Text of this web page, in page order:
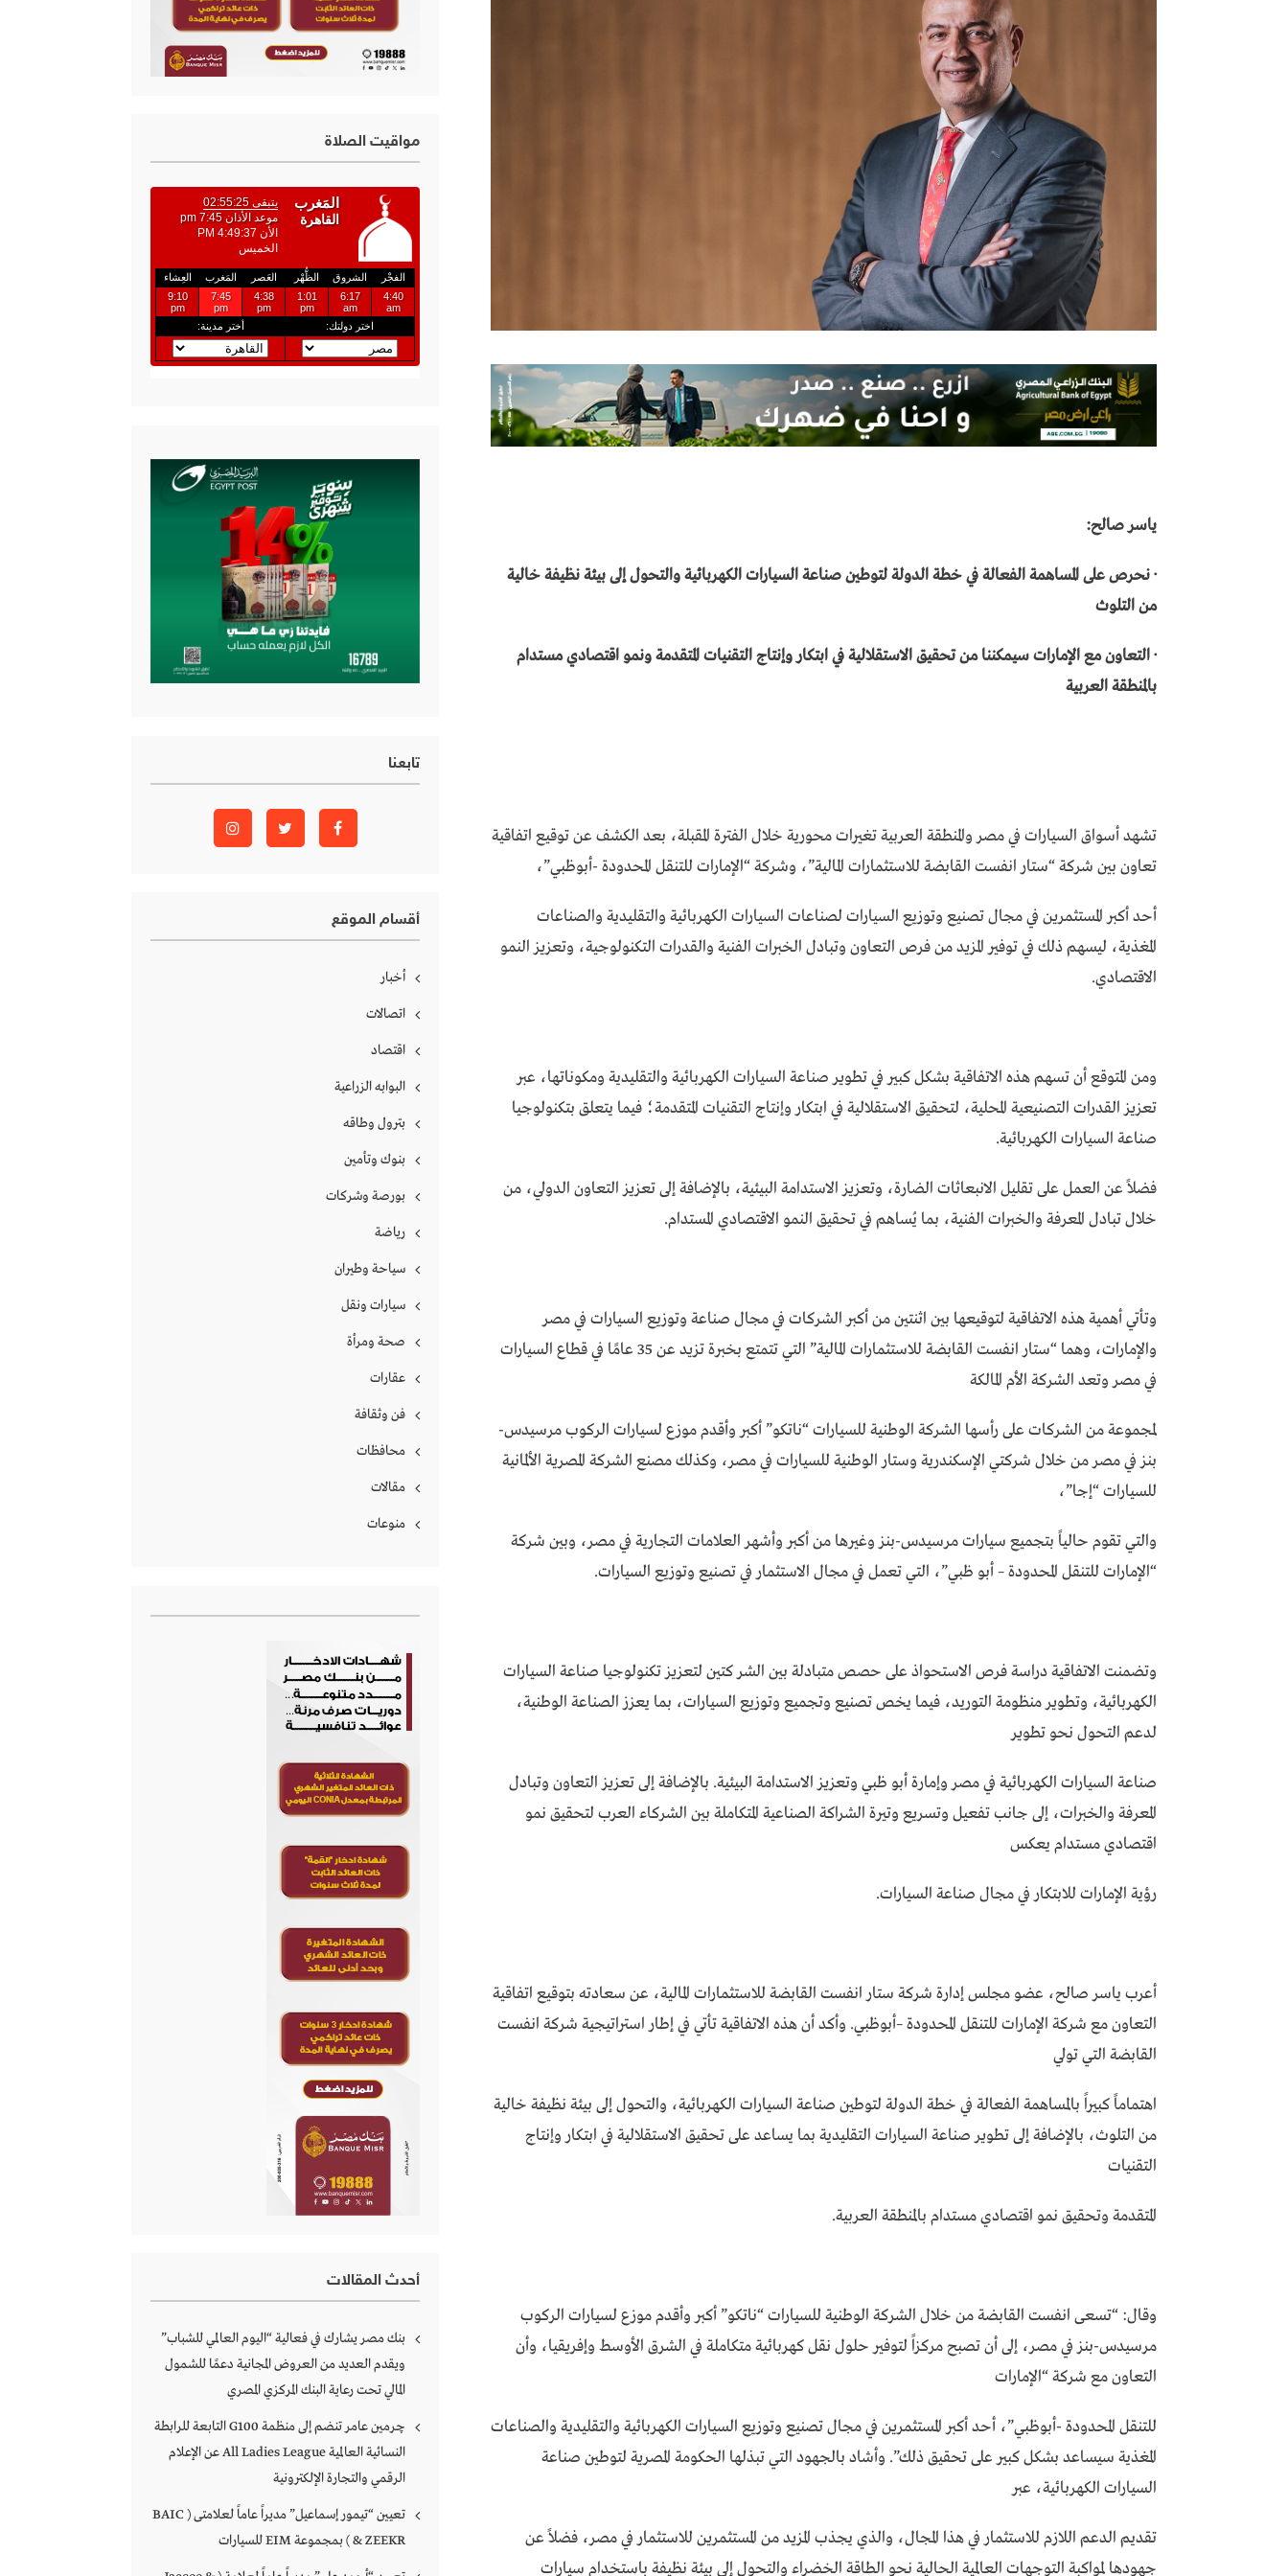
ياسر صالح:
· نحرص على المساهمة الفعالة في خطة الدولة لتوطين صناعة السيارات الكهربائية والتحول إلى بيئة نظيفة خالية
من التلوث
· التعاون مع الإمارات سيمكننا من تحقيق الاستقلالية في ابتكار وإنتاج التقنيات المتقدمة ونمو اقتصادي مستدام
بالمنطقة العربية
تشهد أسواق السيارات في مصر والمنطقة العربية تغيرات محورية خلال الفترة المقبلة، بعد الكشف عن توقيع اتفاقية
تعاون بين شركة “ستار انفست القابضة للاستثمارات المالية”، وشركة “الإمارات للتنقل المحدودة -أبوظبي”،
أحد أكبر المستثمرين في مجال تصنيع وتوزيع السيارات لصناعات السيارات الكهربائية والتقليدية والصناعات
المغذية، ليسهم ذلك في توفير المزيد من فرص التعاون وتبادل الخبرات الفنية والقدرات التكنولوجية، وتعزيز النمو
الاقتصادي.
ومن المتوقع أن تسهم هذه الاتفاقية بشكل كبير في تطوير صناعة السيارات الكهربائية والتقليدية ومكوناتها، عبر
تعزيز القدرات التصنيعية المحلية، لتحقيق الاستقلالية في ابتكار وإنتاج التقنيات المتقدمة؛ فيما يتعلق بتكنولوجيا
صناعة السيارات الكهربائية.
فضلاً عن العمل على تقليل الانبعاثات الضارة، وتعزيز الاستدامة البيئية، بالإضافة إلى تعزيز التعاون الدولي، من
خلال تبادل المعرفة والخبرات الفنية، بما يُساهم في تحقيق النمو الاقتصادي المستدام.
وتأتي أهمية هذه الاتفاقية لتوقيعها بين اثنتين من أكبر الشركات في مجال صناعة وتوزيع السيارات في مصر
والإمارات، وهما “ستار انفست القابضة للاستثمارات المالية” التي تتمتع بخبرة تزيد عن 35 عامًا في قطاع السيارات
في مصر وتعد الشركة الأم المالكة
لمجموعة من الشركات على رأسها الشركة الوطنية للسيارات “ناتكو” أكبر وأقدم موزع لسيارات الركوب مرسيدس-
بنز في مصر من خلال شركتي الإسكندرية وستار الوطنية للسيارات في مصر، وكذلك مصنع الشركة المصرية الألمانية
للسيارات “إجا”،
والتي تقوم حالياً بتجميع سيارات مرسيدس-بنز وغيرها من أكبر وأشهر العلامات التجارية في مصر، وبين شركة
“الإمارات للتنقل المحدودة – أبو ظبي”، التي تعمل في مجال الاستثمار في تصنيع وتوزيع السيارات.
وتضمنت الاتفاقية دراسة فرص الاستحواذ على حصص متبادلة بين الشر كتين لتعزيز تكنولوجيا صناعة السيارات
الكهربائية، وتطوير منظومة التوريد، فيما يخص تصنيع وتجميع وتوزيع السيارات، بما يعزز الصناعة الوطنية،
لدعم التحول نحو تطوير
صناعة السيارات الكهربائية في مصر وإمارة أبو ظبي وتعزيز الاستدامة البيئية. بالإضافة إلى تعزيز التعاون وتبادل
المعرفة والخبرات، إلى جانب تفعيل وتسريع وتيرة الشراكة الصناعية المتكاملة بين الشركاء العرب لتحقيق نمو
اقتصادي مستدام يعكس
رؤية الإمارات للابتكار في مجال صناعة السيارات.
أعرب ياسر صالح، عضو مجلس إدارة شركة ستار انفست القابضة للاستثمارات المالية، عن سعادته بتوقيع اتفاقية
التعاون مع شركة الإمارات للتنقل المحدودة –أبوظبي. وأكد أن هذه الاتفاقية تأتي في إطار استراتيجية شركة انفست
القابضة التي تولي
اهتماماً كبيراً بالمساهمة الفعالة في خطة الدولة لتوطين صناعة السيارات الكهربائية، والتحول إلى بيئة نظيفة خالية
من التلوث، بالإضافة إلى تطوير صناعة السيارات التقليدية بما يساعد على تحقيق الاستقلالية في ابتكار وإنتاج
التقنيات
المتقدمة وتحقيق نمو اقتصادي مستدام بالمنطقة العربية.
وقال: “تسعى انفست القابضة من خلال الشركة الوطنية للسيارات “ناتكو” أكبر وأقدم موزع لسيارات الركوب
مرسيدس-بنز في مصر، إلى أن تصبح مركزاً لتوفير حلول نقل كهربائية متكاملة في الشرق الأوسط وإفريقيا، وأن
التعاون مع شركة “الإمارات
للتنقل المحدودة -أبوظبي”، أحد أكبر المستثمرين في مجال تصنيع وتوزيع السيارات الكهربائية والتقليدية والصناعات
المغذية سيساعد بشكل كبير على تحقيق ذلك”. وأشاد بالجهود التي تبذلها الحكومة المصرية لتوطين صناعة
السيارات الكهربائية، عبر
تقديم الدعم اللازم للاستثمار في هذا المجال، والذي يجذب المزيد من المستثمرين للاستثمار في مصر، فضلاً عن
جهودها لمواكبة التوجهات العالمية الحالية نحو الطاقة الخضراء والتحول إلى بيئة نظيفة باستخدام سيارات
مواقيت الصلاة
تابعنا
أقسام الموقع
أخبار
اتصالات
اقتصاد
البوابه الزراعية
بترول وطاقه
بنوك وتأمين
بورصة وشركات
رياضة
سياحة وطيران
سيارات ونقل
صحة ومرأة
عقارات
فن وثقافة
محافظات
مقالات
منوعات
أحدث المقالات
بنك مصر يشارك في فعالية “اليوم العالمي للشباب”
ويقدم العديد من العروض المجانية دعمًا للشمول
المالي تحت رعاية البنك المركزي المصري
چرمين عامر تنضم إلى منظمة G100 التابعة للرابطة
النسائية العالمية All Ladies League عن الإعلام
الرقمي والتجارة الإلكترونية
تعيين “تيمور إسماعيل” مديراً عاماً لعلامتى ( BAIC
& ZEEKR ) بمجموعة EIM للسيارات